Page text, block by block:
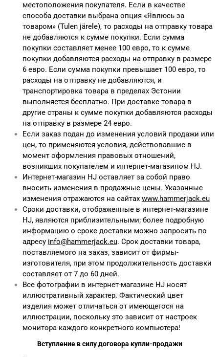
местоположения покупателя. Если в качестве
способа доставки выбрана опция «Явлюсь за
товаром» (Tulen järele), то расходы на отправку товара
не добавляются к сумме покупки. Если сумма
покупки составляет менее 100 евро, то к сумме
покупки добавляются расходы на отправку в размере
6 евро. Если сумма покупки превышает 100 евро, то
расходы на отправку не добавляются, и
транспортировка товара в пределах Эстонии
выполняется бесплатно. При доставке товара в
другие страны к сумме покупки добавляются расходы
на отправку в размере 24 евро.
Если заказ подан до изменения условий продажи или
цен, то применяются условия, действовавшие в
момент оформления правовых отношений,
возникших покупателем и интернет-магазином HJ.
Интернет-магазин HJ оставляет за собой право
вносить изменения в продажные цены. Указанные
изменения отражаются на сайтах www.hammerjack.eu
Сроки доставки, отображенные в интернет-магазине
HJ, являются приблизительными; более подробную
информацию о сроке доставки можно запросить по
адресу info@hammerjack.eu. Срок доставки товара,
поставляемого на заказ, зависит от фирмы-
изготовителя, при этом продолжительность доставки
составляет от 7 до 60 дней.
Все фотографии в интернет-магазине HJ носят
иллюстративный характер. Фактический цвет
изделия может отличаться от имеющегося на
иллюстрации, поскольку это зависит от настроек
монитора каждого конкретного компьютера!
Вступление в силу договора купли-продажи